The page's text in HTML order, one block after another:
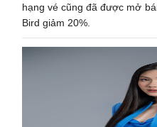
hạng vé cũng đã được mở
Bird giảm 20%.